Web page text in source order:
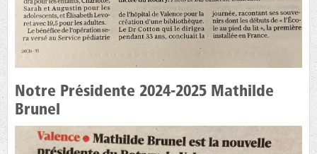
Notre Présidente 2024-2025 Mathilde
Brunel